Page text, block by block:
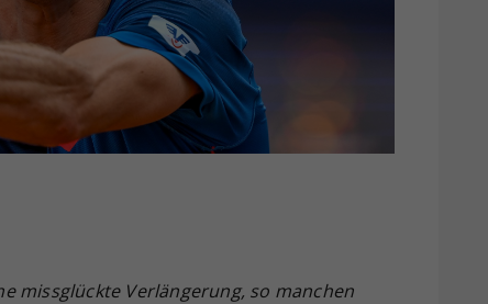
missglückte Verlängerung, so manchen
Ihrer vorgenommen Einstellungen, falls der
Webseiten-Betreiber dies eingestellt hat.